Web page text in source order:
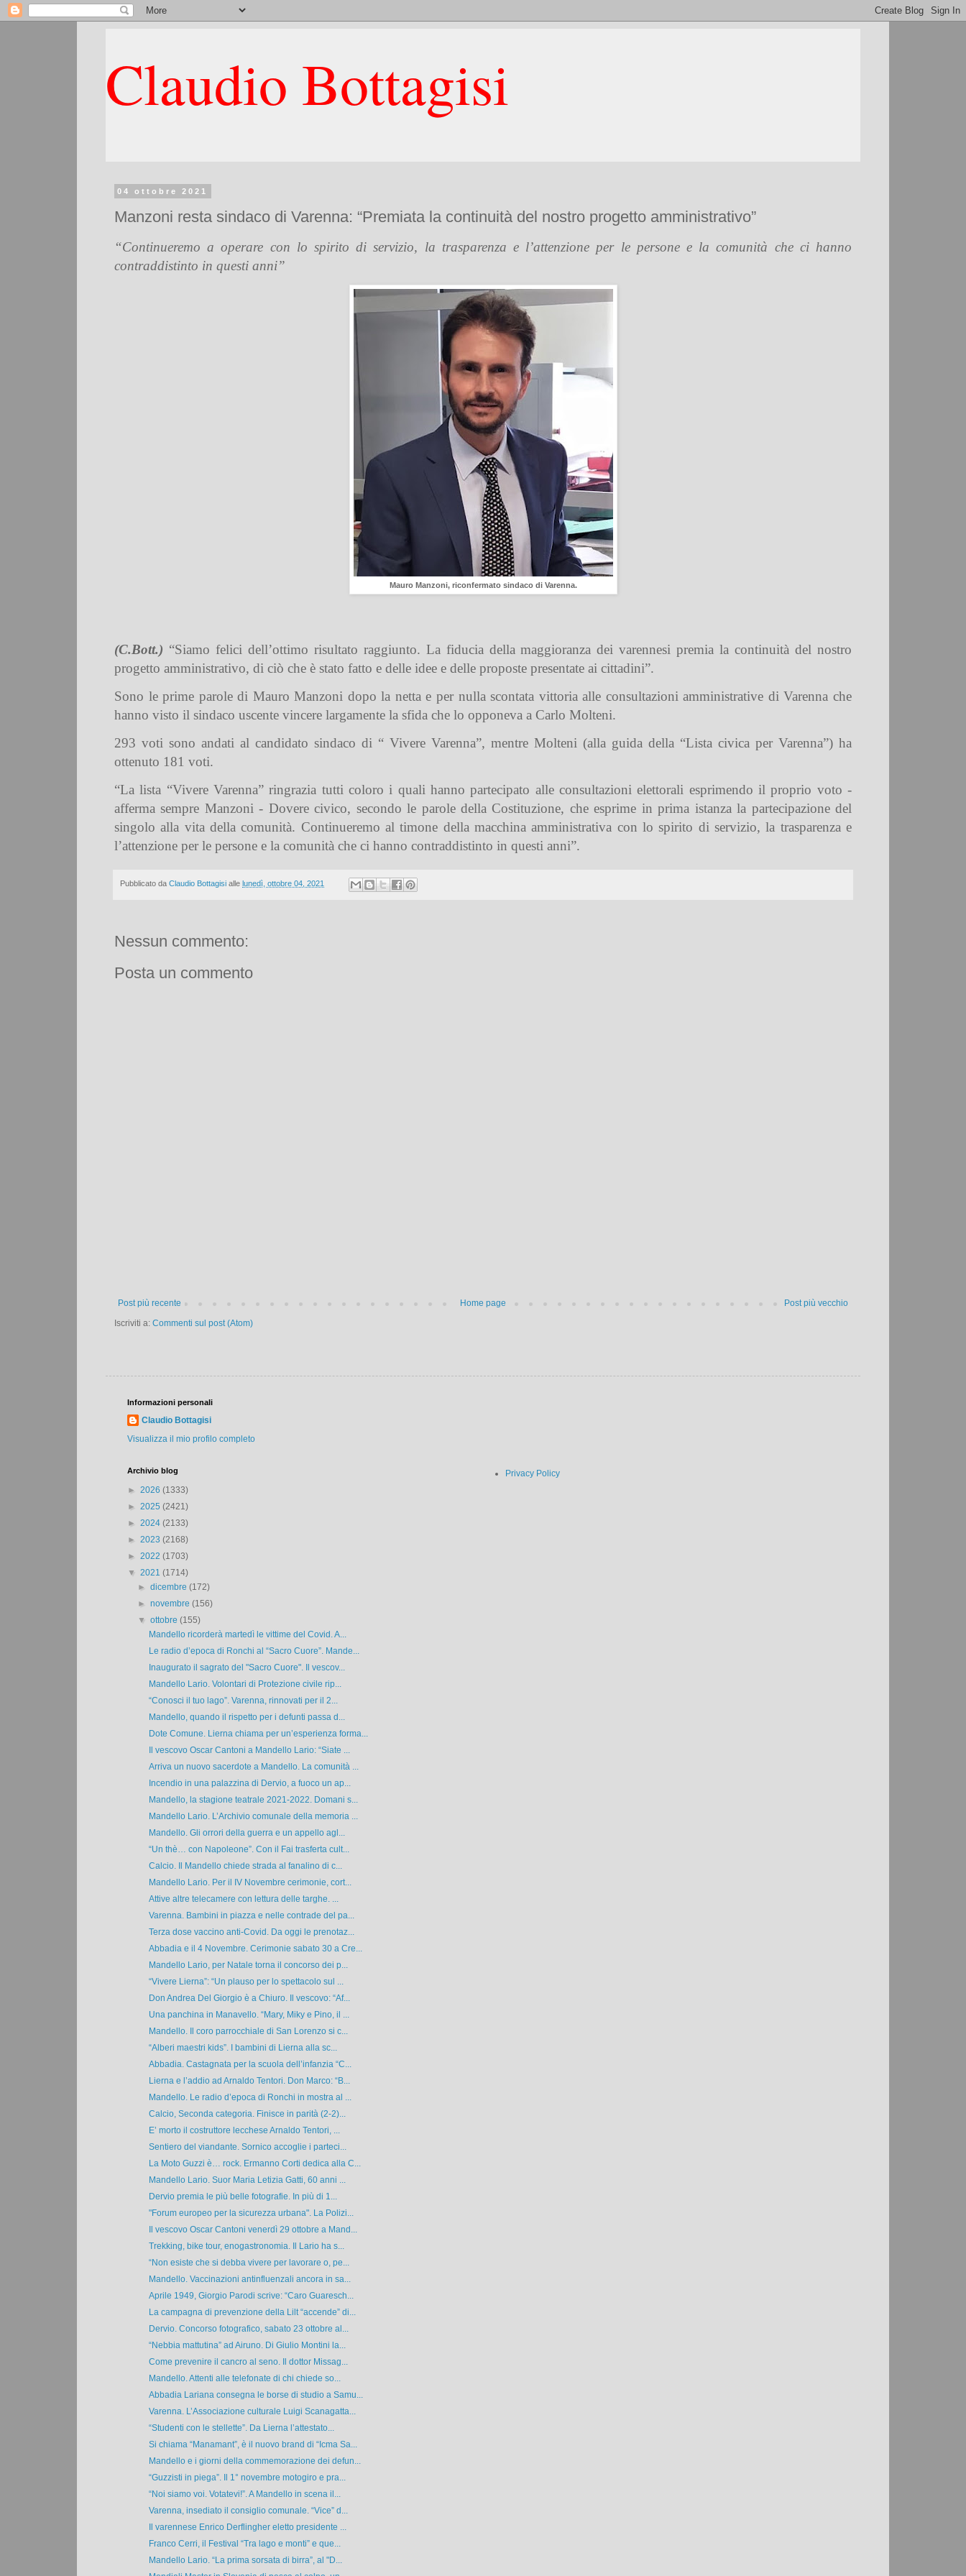
Claudio Bottagisi
04 ottobre 2021
Manzoni resta sindaco di Varenna: “Premiata la continuità del nostro progetto amministrativo”
“Continueremo a operare con lo spirito di servizio, la trasparenza e l’attenzione per le persone e la comunità che ci hanno
contraddistinto in questi anni”
Mauro Manzoni, riconfermato sindaco di Varenna.
(C.Bott.) “Siamo felici dell’ottimo risultato raggiunto. La fiducia della maggioranza dei varennesi premia la continuità del nostro
progetto amministrativo, di ciò che è stato fatto e delle idee e delle proposte presentate ai cittadini”.
Sono le prime parole di Mauro Manzoni dopo la netta e per nulla scontata vittoria alle consultazioni amministrative di Varenna che
hanno visto il sindaco uscente vincere largamente la sfida che lo opponeva a Carlo Molteni.
293 voti sono andati al candidato sindaco di “ Vivere Varenna”, mentre Molteni (alla guida della “Lista civica per Varenna”) ha
ottenuto 181 voti.
“La lista “Vivere Varenna” ringrazia tutti coloro i quali hanno partecipato alle consultazioni elettorali esprimendo il proprio voto -
afferma sempre Manzoni - Dovere civico, secondo le parole della Costituzione, che esprime in prima istanza la partecipazione del
singolo alla vita della comunità. Continueremo al timone della macchina amministrativa con lo spirito di servizio, la trasparenza e
l’attenzione per le persone e la comunità che ci hanno contraddistinto in questi anni”.
Pubblicato da Claudio Bottagisi alle lunedì, ottobre 04, 2021
Nessun commento:
Posta un commento
Post più recente Post più vecchio
Home page
Iscriviti a: Commenti sul post (Atom)
Informazioni personali
Claudio Bottagisi
Visualizza il mio profilo completo
Archivio blog
► 2026 (1333)
► 2025 (2421)
► 2024 (2133)
► 2023 (2168)
► 2022 (1703)
▼ 2021 (1714)
►dicembre(172)
►novembre(156)
▼ottobre(155)
Mandello ricorderà martedì le vittime del Covid. A...
Le radio d’epoca di Ronchi al “Sacro Cuore”. Mande...
Inaugurato il sagrato del "Sacro Cuore". Il vescov...
Mandello Lario. Volontari di Protezione civile rip...
“Conosci il tuo lago”. Varenna, rinnovati per il 2...
Mandello, quando il rispetto per i defunti passa d...
Dote Comune. Lierna chiama per un’esperienza forma...
Il vescovo Oscar Cantoni a Mandello Lario: “Siate ...
Arriva un nuovo sacerdote a Mandello. La comunità ...
Incendio in una palazzina di Dervio, a fuoco un ap...
Mandello, la stagione teatrale 2021-2022. Domani s...
Mandello Lario. L’Archivio comunale della memoria ...
Mandello. Gli orrori della guerra e un appello agl...
“Un thè… con Napoleone”. Con il Fai trasferta cult...
Calcio. Il Mandello chiede strada al fanalino di c...
Mandello Lario. Per il IV Novembre cerimonie, cort...
Attive altre telecamere con lettura delle targhe. ...
Varenna. Bambini in piazza e nelle contrade del pa...
Terza dose vaccino anti-Covid. Da oggi le prenotaz...
Abbadia e il 4 Novembre. Cerimonie sabato 30 a Cre...
Mandello Lario, per Natale torna il concorso dei p...
“Vivere Lierna”: “Un plauso per lo spettacolo sul ...
Don Andrea Del Giorgio è a Chiuro. Il vescovo: “Af...
Una panchina in Manavello. “Mary, Miky e Pino, il ...
Mandello. Il coro parrocchiale di San Lorenzo si c...
“Alberi maestri kids”. I bambini di Lierna alla sc...
Abbadia. Castagnata per la scuola dell’infanzia “C...
Lierna e l’addio ad Arnaldo Tentori. Don Marco: “B...
Mandello. Le radio d’epoca di Ronchi in mostra al ...
Calcio, Seconda categoria. Finisce in parità (2-2)...
E’ morto il costruttore lecchese Arnaldo Tentori, ...
Sentiero del viandante. Sornico accoglie i parteci...
La Moto Guzzi è… rock. Ermanno Corti dedica alla C...
Mandello Lario. Suor Maria Letizia Gatti, 60 anni ...
Dervio premia le più belle fotografie. In più di 1...
"Forum europeo per la sicurezza urbana". La Polizi...
Il vescovo Oscar Cantoni venerdì 29 ottobre a Mand...
Trekking, bike tour, enogastronomia. Il Lario ha s...
“Non esiste che si debba vivere per lavorare o, pe...
Mandello. Vaccinazioni antinfluenzali ancora in sa...
Aprile 1949, Giorgio Parodi scrive: “Caro Guaresch...
La campagna di prevenzione della Lilt “accende” di...
Dervio. Concorso fotografico, sabato 23 ottobre al...
“Nebbia mattutina” ad Airuno. Di Giulio Montini la...
Come prevenire il cancro al seno. Il dottor Missag...
Mandello. Attenti alle telefonate di chi chiede so...
Abbadia Lariana consegna le borse di studio a Samu...
Varenna. L’Associazione culturale Luigi Scanagatta...
“Studenti con le stellette”. Da Lierna l’attestato...
Si chiama “Manamant”, è il nuovo brand di “Icma Sa...
Mandello e i giorni della commemorazione dei defun...
“Guzzisti in piega”. Il 1° novembre motogiro e pra...
“Noi siamo voi. Votatevi!”. A Mandello in scena il...
Varenna, insediato il consiglio comunale. “Vice” d...
Il varennese Enrico Derflingher eletto presidente ...
Franco Cerri, il Festival “Tra lago e monti” e que...
Mandello Lario. “La prima sorsata di birra”, al "D...
Privacy Policy